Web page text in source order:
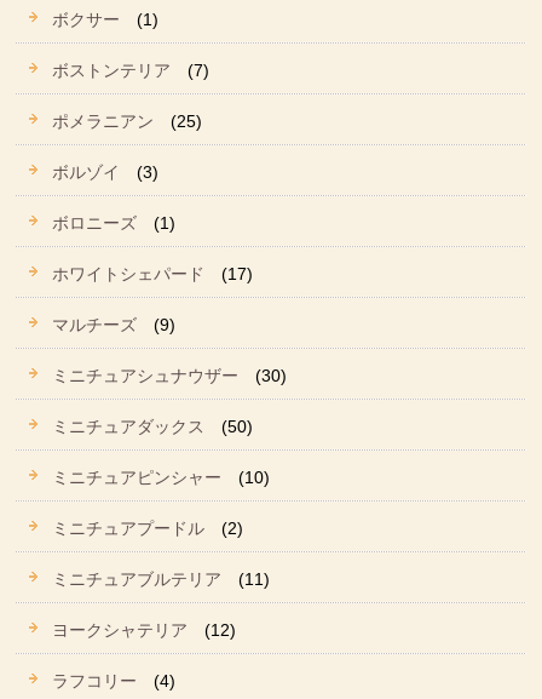
ボクサー (1)
ボストンテリア (7)
ポメラニアン (25)
ボルゾイ (3)
ボロニーズ (1)
ホワイトシェパード (17)
マルチーズ (9)
ミニチュアシュナウザー (30)
ミニチュアダックス (50)
ミニチュアピンシャー (10)
ミニチュアプードル (2)
ミニチュアブルテリア (11)
ヨークシャテリア (12)
ラフコリー (4)